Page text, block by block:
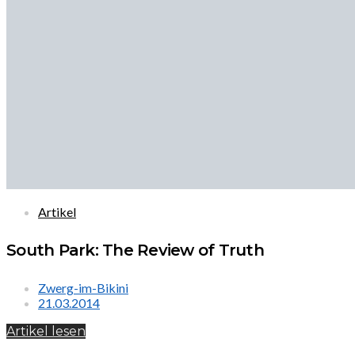
Artikel
South Park: The Review of Truth
Zwerg-im-Bikini
21.03.2014
Artikel lesen